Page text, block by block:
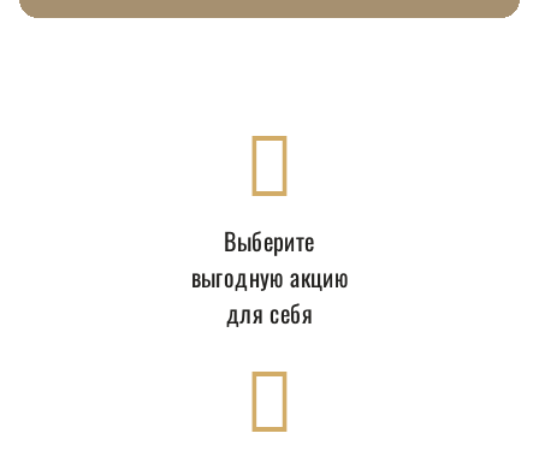
Выберите
выгодную акцию
для себя